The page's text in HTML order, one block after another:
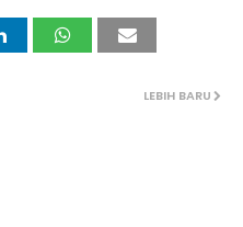
LEBIH BARU